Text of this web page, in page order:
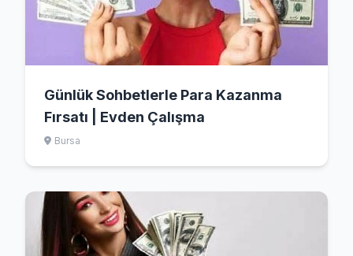
Günlük Sohbetlerle Para Kazanma
Fırsatı | Evden Çalışma
Bursa